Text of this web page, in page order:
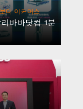
더 이커머스
바바닷컴 1분